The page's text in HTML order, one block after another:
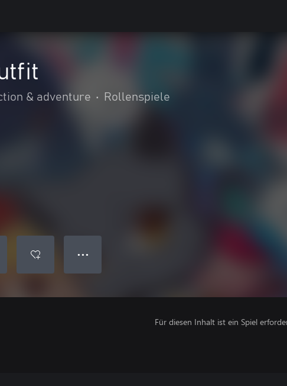
& adventure • Rollenspiele
● ● ●
Für diesen Inhalt ist ein Spiel